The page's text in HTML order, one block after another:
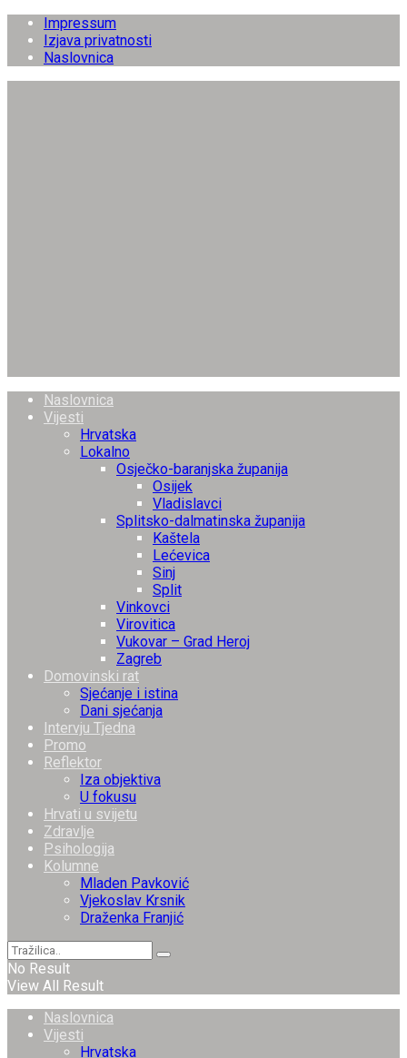
Impressum
Izjava privatnosti
Naslovnica
Naslovnica
Vijesti
Hrvatska
Lokalno
Osječko-baranjska županija
Osijek
Vladislavci
Splitsko-dalmatinska županija
Kaštela
Lećevica
Sinj
Split
Vinkovci
Virovitica
Vukovar – Grad Heroj
Zagreb
Domovinski rat
Sjećanje i istina
Dani sjećanja
Intervju Tjedna
Promo
Reflektor
Iza objektiva
U fokusu
Hrvati u svijetu
Zdravlje
Psihologija
Kolumne
Mladen Pavković
Vjekoslav Krsnik
Draženka Franjić
No Result
View All Result
Naslovnica
Vijesti
Hrvatska